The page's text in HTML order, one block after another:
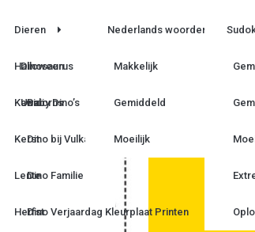
Dieren
Dinosaurus
Baby Dino’s
Dino bij Vulkaan
Dino Familie
Dino Verjaardag Kleurplaat Printen
Unicorns
Halloween
Kawaii
Kerst
Lente
Herfst
Nederlands woorden Leren
Makkelijk
Gemiddeld
Moeilijk